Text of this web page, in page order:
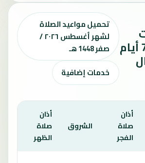
الصلاة لمدة 7 أيام
تحميل مواعيد الصلاة
لشهر أغسطس ٢٠٢٦ /
صفر 1448 هـ
خدمات إضافية
أذان
صلاة
الفجر
الشروق
أذان
صلاة
الظهر